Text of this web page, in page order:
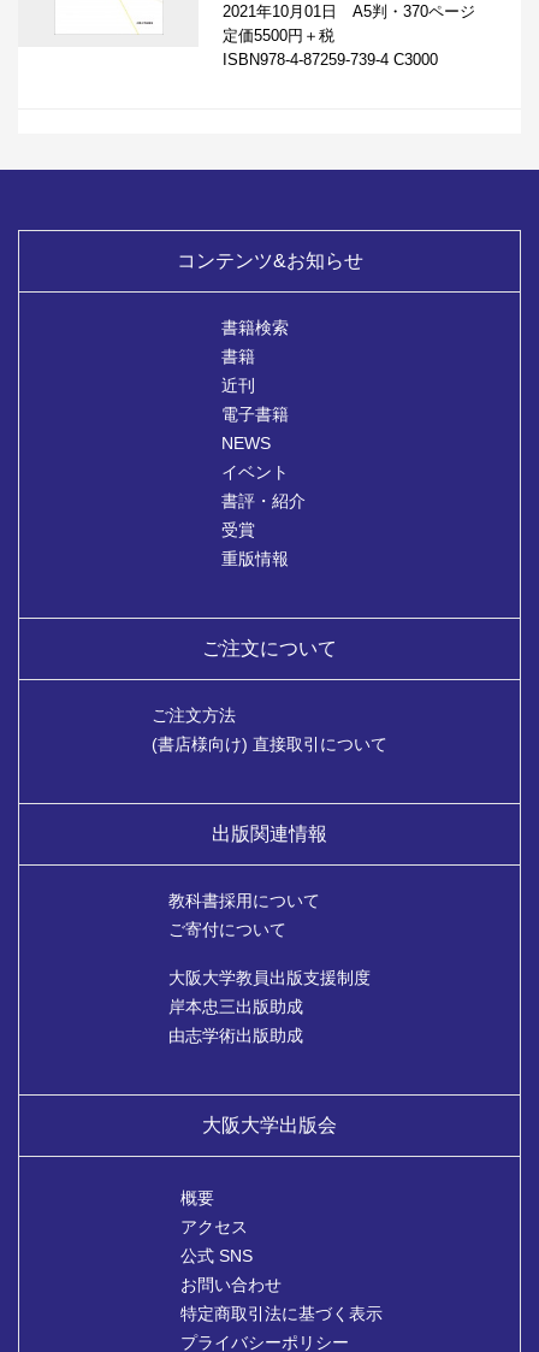
2021年10月01日 A5判・370ページ
定価5500円＋税
ISBN978-4-87259-739-4 C3000
コンテンツ&お知らせ
書籍検索
書籍
近刊
電子書籍
NEWS
イベント
書評・紹介
受賞
重版情報
ご注文について
ご注文方法
(書店様向け) 直接取引について
出版関連情報
教科書採用について
ご寄付について
大阪大学教員出版支援制度
岸本忠三出版助成
由志学術出版助成
大阪大学出版会
概要
アクセス
公式 SNS
お問い合わせ
特定商取引法に基づく表示
プライバシーポリシー